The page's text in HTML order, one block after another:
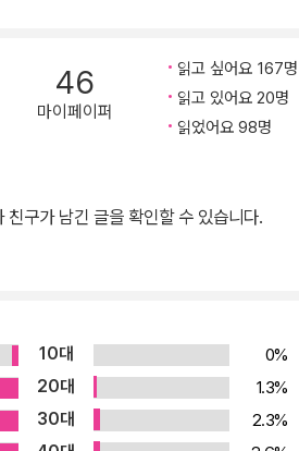
제안한 개념인 ‘청색기술(Blue Technolo
지나친 감정적 논쟁을 벌인다. 이는 비단
으로 한 세기 이상 지속된 구조적 문제다.
된 것은 19세기 여성이 불공평한 대우를
위해 일어났던 제1의 물결, 1960년대 사
제2의 물결, 1990년대 백인 이외의 여
관심의 폭을 넓힌 제3의 물결로 나뉜다.
이자 페미니스트인 저자는 성·인종 차별
알리기 위해 28세 때 이 책을 출간했는
러가 되면서 그녀는 대중적 인기와 함께
인으로서 국제적인 명성을 얻었다. ‘현세
46
마이페이퍼
읽고 싶어요 167명
읽고 있어요 20명
읽었어요 98명
친구가 남긴 글을 확인할 수 있습니다.
10대
0%
20대
1.3%
30대
2.3%